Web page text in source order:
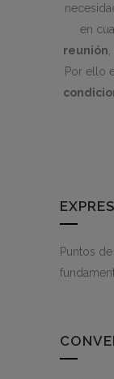
en
reunión
Por ello
Puntos